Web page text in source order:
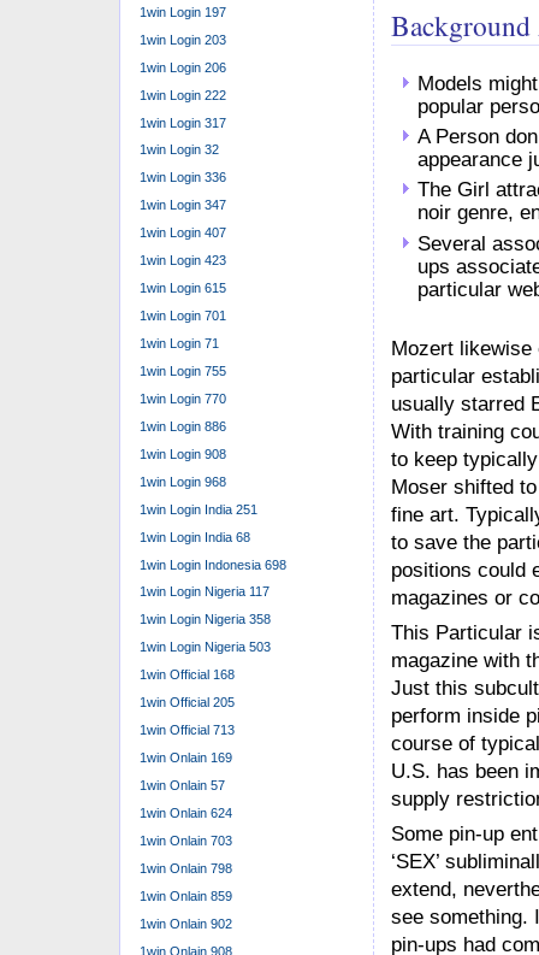
Models
popular
A Person
appearance
The Girl
noir genre,
Several
ups
particular
Mozert likewise
particular
usually starred
With training
to keep
Moser shifted
fine art.
to save the
positions could
magazines or
This Particular
magazine with
Just this
perform inside
course of
U.S. has been
supply
Some pin-up
‘SEX’
extend,
see something.
pin-ups had
1win Login 197
1win Login 203
1win Login 206
1win Login 222
1win Login 317
1win Login 32
1win Login 336
1win Login 347
1win Login 407
1win Login 423
1win Login 615
1win Login 701
1win Login 71
1win Login 755
1win Login 770
1win Login 886
1win Login 908
1win Login 968
1win Login India 251
1win Login India 68
1win Login Indonesia 698
1win Login Nigeria 117
1win Login Nigeria 358
1win Login Nigeria 503
1win Official 168
1win Official 205
1win Official 713
1win Onlain 169
1win Onlain 57
1win Onlain 624
1win Onlain 703
1win Onlain 798
1win Onlain 859
1win Onlain 902
1win Onlain 908